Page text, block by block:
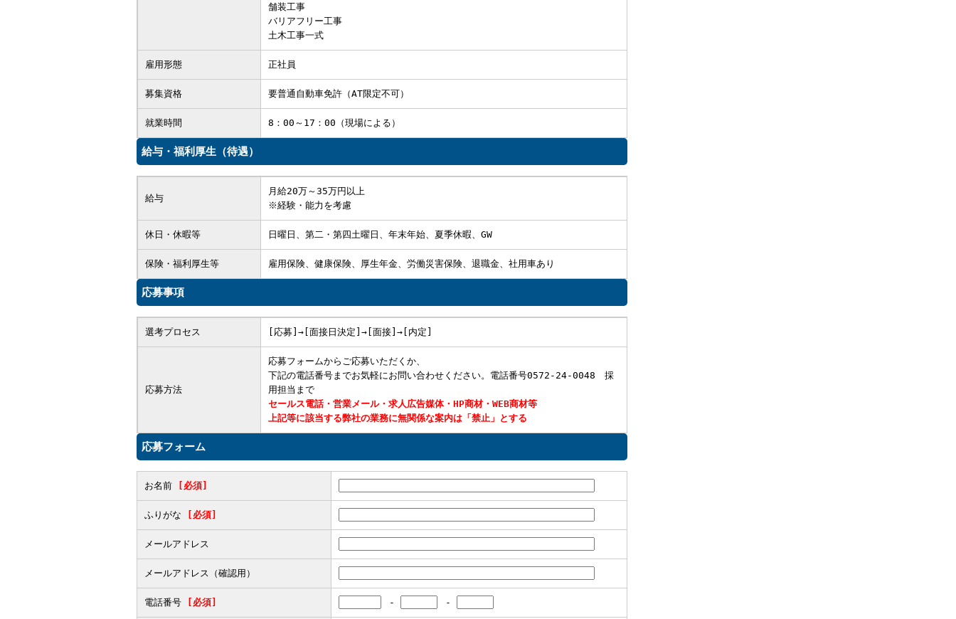
舗装工事
バリアフリー工事
土木工事一式
雇用形態 正社員
募集資格 要普通自動車免許（AT限定不可）
就業時間 8：00～17：00（現場による）
給与・福利厚生（待遇）
給与
月給20万～35万円以上
※経験・能力を考慮
休日・休暇等 日曜日、第二・第四土曜日、年末年始、夏季休暇、GW
保険・福利厚生等 雇用保険、健康保険、厚生年金、労働災害保険、退職金、社用車あり
応募事項
選考プロセス [応募]→[面接日決定]→[面接]→[内定]
応募方法
応募フォームからご応募いただくか、
下記の電話番号までお気軽にお問い合わせください。電話番号0572-24-0048 採
用担当まで
セールス電話・営業メール・求人広告媒体・HP商材・WEB商材等
上記等に該当する弊社の業務に無関係な案内は「禁止」とする
応募フォーム
お名前 [必須]
ふりがな [必須]
メールアドレス
メールアドレス（確認用）
電話番号 [必須] - -